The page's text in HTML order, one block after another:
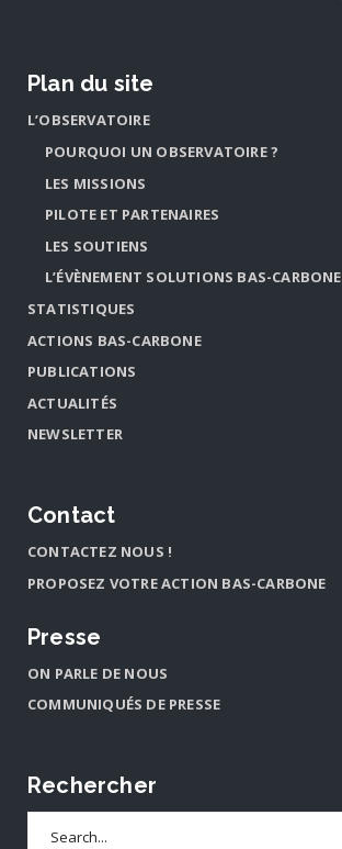
Plan du site
L’OBSERVATOIRE
POURQUOI UN OBSERVATOIRE ?
LES MISSIONS
PILOTE ET PARTENAIRES
LES SOUTIENS
L’ÉVÈNEMENT SOLUTIONS BAS-CARBONE
STATISTIQUES
ACTIONS BAS-CARBONE
PUBLICATIONS
ACTUALITÉS
NEWSLETTER
Contact
CONTACTEZ NOUS !
PROPOSEZ VOTRE ACTION BAS-CARBONE
Presse
ON PARLE DE NOUS
COMMUNIQUÉS DE PRESSE
Rechercher